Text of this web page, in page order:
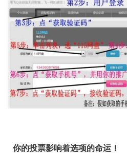
你的投票影响着选项的命运！